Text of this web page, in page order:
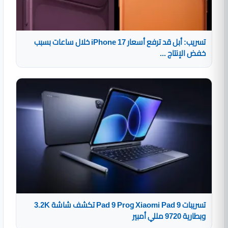
تسريب: أبل قد ترفع أسعار iPhone 17 خلال ساعات بسبب
خفض الإنتاج ...
تسريبات Xiaomi Pad 9 وPad 9 Pro تكشف شاشة 3.2K
وبطارية 9720 مللي أمبير